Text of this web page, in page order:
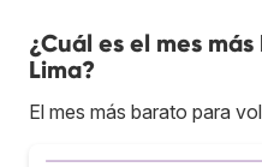
¿Cuál es el mes
Lima?
El mes más barato para